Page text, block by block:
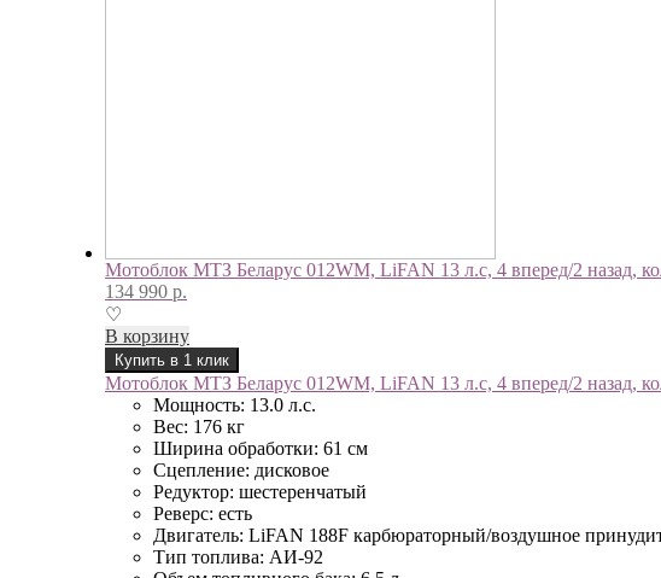
Мотоблок МТЗ Беларус 012WM, LiFAN 13 л.с, 4 вперед/2 назад,
134 990 р.
♡
В корзину
Купить в 1 клик
Мотоблок МТЗ Беларус 012WM, LiFAN 13 л.с, 4 вперед/2 назад,
Мощность: 13.0 л.с.
Вес: 176 кг
Ширина обработки: 61 см
Сцепление: дисковое
Редуктор: шестеренчатый
Реверс: есть
Двигатель: LiFAN 188F карбюраторный/воздушное
Тип топлива: АИ-92